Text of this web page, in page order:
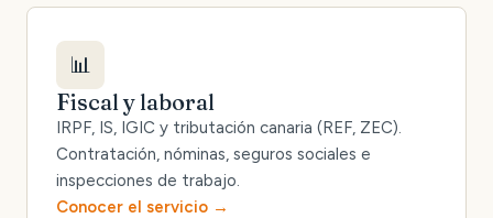
📊
Fiscal y laboral
IRPF, IS, IGIC y tributación canaria (REF, ZEC).
Contratación, nóminas, seguros sociales e
inspecciones de trabajo.
Conocer el servicio